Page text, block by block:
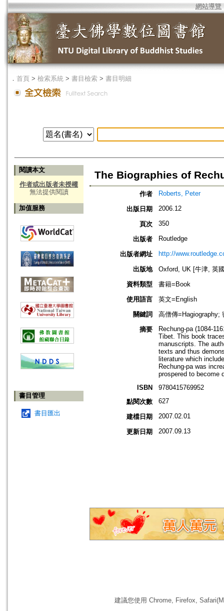
網站導覽
． 首頁 > 檢索系統 > 書目檢索 > 書目明細
閱讀本文
作者或出版者未授權
無法提供閱讀
加值服務
書目管理
書目匯出
The Biographies of
作者 Roberts, Peter
出版日期 2006.12
頁次 350
出版者 Routledge
出版者網址 http://
出版地
Oxford, UK [牛津, 英
資料類型
書籍=Book
使用語言
英文=English
關鍵詞
高僧傳=Hagiography;
摘要
Rechung-pa (1084-
Tibet. This book
manuscripts. The
texts and thus
literature which
Rechung-pa was
prospered to become
ISBN
9780415769952
點閱次數
627
建檔日期 2007.02.01
更新日期 2007.09.13
建議您使用 Chrome, Firefox,